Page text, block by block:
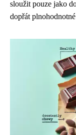
sloužit pouze jako
dopřát